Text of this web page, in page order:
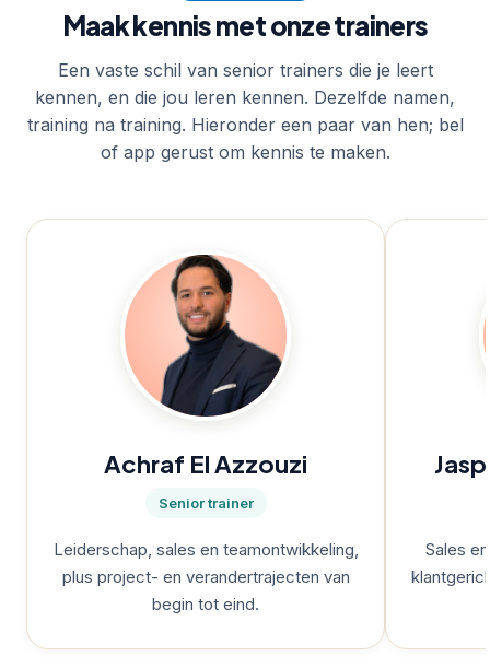
Maak kennis met onze trainers
Een vaste schil van senior trainers die je leert
kennen, en die jou leren kennen. Dezelfde namen,
training na training. Hieronder een paar van hen; bel
of app gerust om kennis te maken.
Achraf El Azzouzi
Senior trainer
Leiderschap, sales en teamontwikkeling,
plus project- en verandertrajecten van
begin tot eind.
Sales